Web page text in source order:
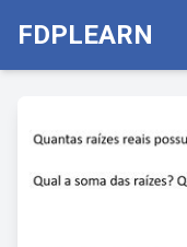
FDPLEARN